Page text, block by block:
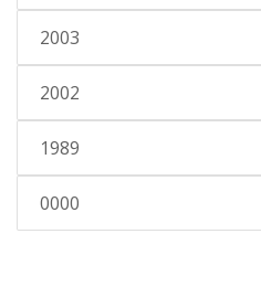
2003
2002
1989
0000